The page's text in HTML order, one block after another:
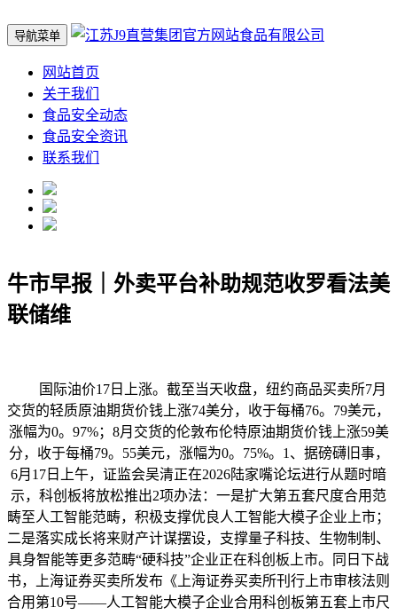
导航菜单
网站首页
关于我们
食品安全动态
食品安全资讯
联系我们
牛市早报｜外卖平台补助规范收罗看法美
联储维
国际油价17日上涨。截至当天收盘，纽约商品买卖所7月
交货的轻质原油期货价钱上涨74美分，收于每桶76。79美元，
涨幅为0。97%；8月交货的伦敦布伦特原油期货价钱上涨59美
分，收于每桶79。55美元，涨幅为0。75%。1、据磅礴旧事，
6月17日上午，证监会吴清正在2026陆家嘴论坛进行从题时暗
示，科创板将放松推出2项办法：一是扩大第五套尺度合用范
畴至人工智能范畴，积极支撑优良人工智能大模子企业上市；
二是落实成长将来财产计谋摆设，支撑量子科技、生物制制、
具身智能等更多范畴“硬科技”企业正在科创板上市。同日下战
书，上海证券买卖所发布《上海证券买卖所刊行上市审核法则
合用第10号——人工智能大模子企业合用科创板第五套上市尺